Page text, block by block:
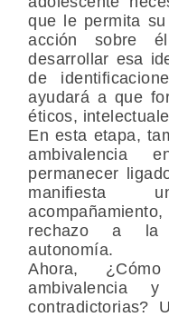
que le permita
acción sobre
desarrollar esa
de
ayudará a que
éticos,
En esta etapa,
ambivalencia
permanecer
manifiesta
rechazo a la
autonomía.
Ahora,
ambivalencia
contradictorias?